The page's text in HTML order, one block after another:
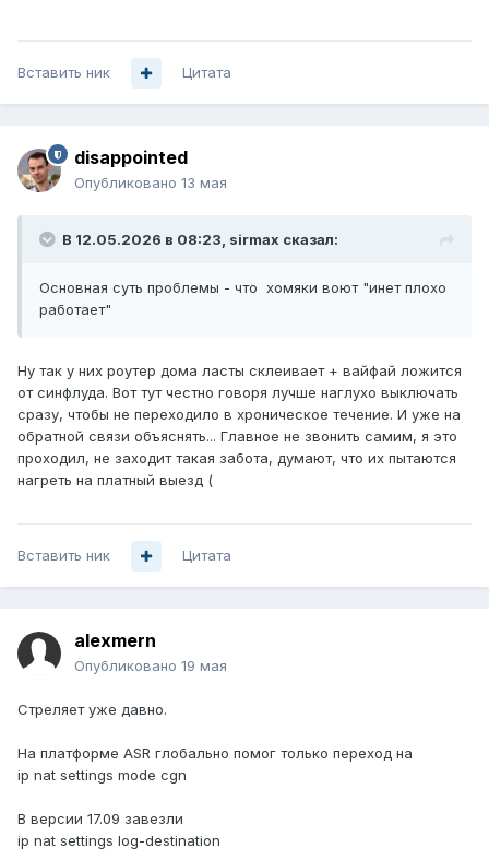
Вставить ник Цитата
disappointed
Опубликовано 13 мая
В 12.05.2026 в 08:23, sirmax сказал:
Основная суть проблемы - что хомяки воют "инет плохо
работает"
Ну так у них роутер дома ласты склеивает + вайфай ложится
от синфлуда. Вот тут честно говоря лучше наглухо выключать
сразу, чтобы не переходило в хроническое течение. И уже на
обратной связи объяснять... Главное не звонить самим, я это
проходил, не заходит такая забота, думают, что их пытаются
нагреть на платный выезд (
Вставить ник Цитата
alexmern
Опубликовано 19 мая
Стреляет уже давно.
На платформе ASR глобально помог только переход на
ip nat settings mode cgn
В версии 17.09 завезли
ip nat settings log-destination